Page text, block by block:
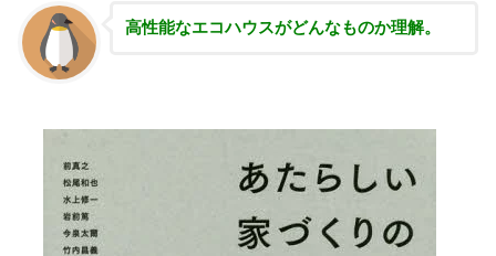
高性能なエコハウスがどんなものか理解。